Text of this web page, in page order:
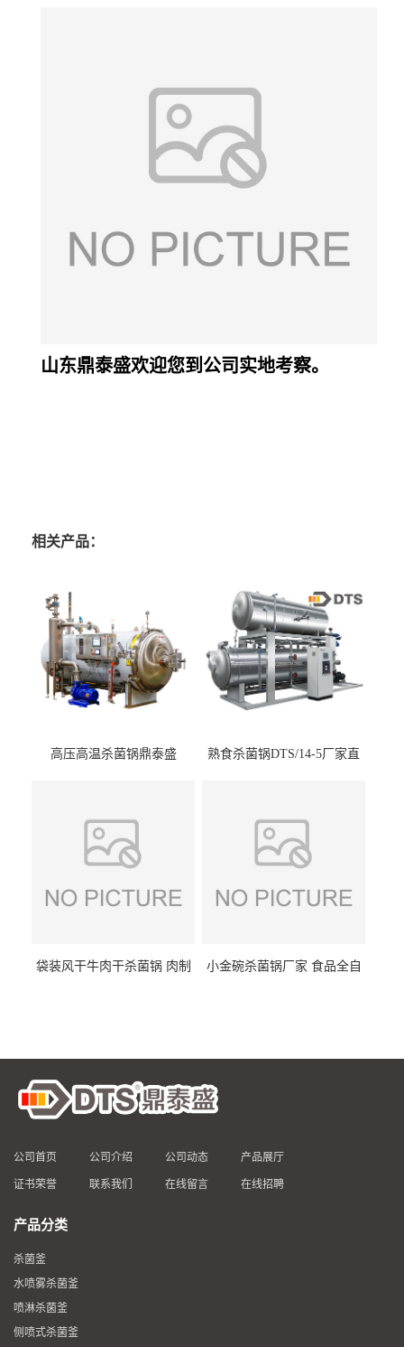
山东鼎泰盛欢迎您到公司实地考察。
相关产品：
高压高温杀菌锅鼎泰盛
熟食杀菌锅DTS/14-5厂家直
袋装风干牛肉干杀菌锅 肉制
小金碗杀菌锅厂家 食品全自
公司首页 公司介绍 公司动态 产品展厅
证书荣誉 联系我们 在线留言 在线招聘
产品分类
杀菌釜
水喷雾杀菌釜
喷淋杀菌釜
侧喷式杀菌釜